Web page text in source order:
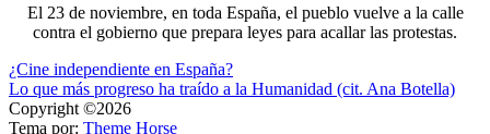
El 23 de noviembre, en toda España, el pueblo vuelve a la calle
contra el gobierno que prepara leyes para acallar las protestas.
Navegación
de
¿Cine independiente en España?
Lo que más progreso ha traído a la Humanidad (cit. Ana Botella)
Copyright ©2026
Tema por: Theme Horse